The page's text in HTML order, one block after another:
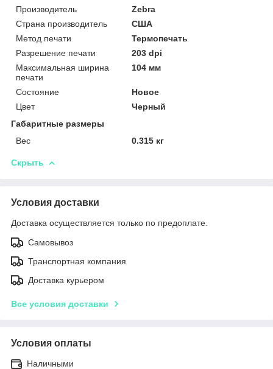
Производитель
Zebra
Страна производитель
США
Метод печати
Термопечать
Разрешение печати
203 dpi
Максимальная ширина
печати
104 мм
Состояние
Новое
Цвет
Черный
Габаритные размеры
Вес
0.315 кг
Скрыть
Условия доставки
Доставка осуществляется только по предоплате.
Самовывоз
Транспортная компания
Доставка курьером
Все условия доставки
Условия оплаты
Наличными